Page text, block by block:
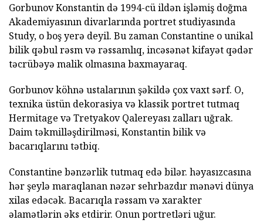
Gorbunov Konstantin də 1994-cü ildən işləmiş doğma
Akademiyasının divarlarında portret studiyasında
Study, o boş yerə deyil. Bu zaman Constantine o unikal
bilik qəbul rəsm və rəssamlıq, incəsənət kifayət qədər
təcrübəyə malik olmasına baxmayaraq.
Gorbunov köhnə ustalarının şəkildə çox vaxt sərf. O,
texnika üstün dekorasiya və klassik portret tutmaq
Hermitage və Tretyakov Qalereyası zalları uğrak.
Daim təkmilləşdirilməsi, Konstantin bilik və
bacarıqlarını tətbiq.
Constantine bənzərlik tutmaq edə bilər. həyasızcasına
hər şeylə maraqlanan nəzər sehrbazdır mənəvi dünya
xilas edəcək. Bacarıqla rəssam və xarakter
əlamətlərin əks etdirir. Onun portretləri uğur.